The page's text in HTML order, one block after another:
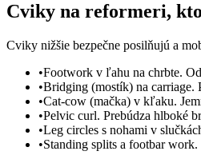
Cviky na reformeri,
Cviky nižšie bezpečne posilňujú a
•Footwork v ľahu na chrbte.
•Bridging (mostík) na carriage.
•Cat-cow (mačka) v kľaku.
•Pelvic curl. Prebúdza hlboké
•Leg circles s nohami v
•Standing splits a footbar